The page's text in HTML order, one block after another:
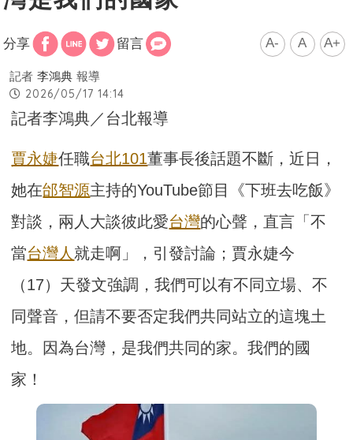
分享 留言 A- A A+
記者 李鴻典 報導
2026/05/17 14:14
記者李鴻典／台北報導
賈永婕任職台北101董事長後話題不斷，近日，
她在邰智源主持的YouTube節目《下班去吃飯》
對談，兩人大談彼此愛台灣的心聲，直言「不
當台灣人 就走啊」，引發討論；賈永婕今
（17）天發文強調，我們可以有不同立場、不
同聲音，但請不要否定我們共同站立的這塊土
地。因為台灣，是我們共同的家。我們的國
家！